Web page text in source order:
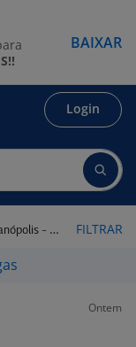
Login
- SC FILTRAR
Ontem
BAIXAR